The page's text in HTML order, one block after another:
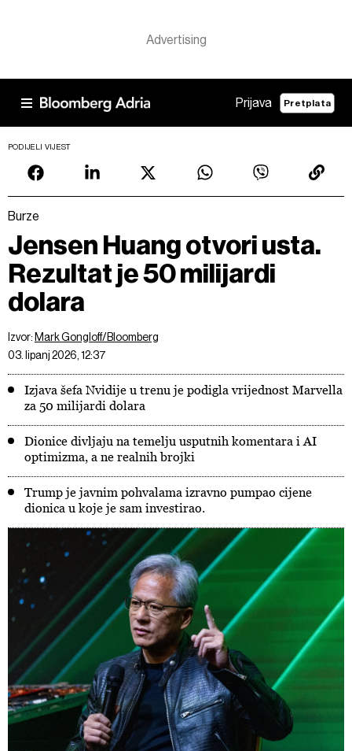
Prijava Pretplata
PODIJELI VIJEST
Burze
Jensen Huang otvori usta.
Rezultat je 50 milijardi
dolara
Izvor: Mark Gongloff/Bloomberg
03. lipanj 2026, 12:37
Izjava šefa Nvidije u trenu je podigla vrijednost Marvella
za 50 milijardi dolara
Dionice divljaju na temelju usputnih komentara i AI
optimizma, a ne realnih brojki
Trump je javnim pohvalama izravno pumpao cijene
dionica u koje je sam investirao.